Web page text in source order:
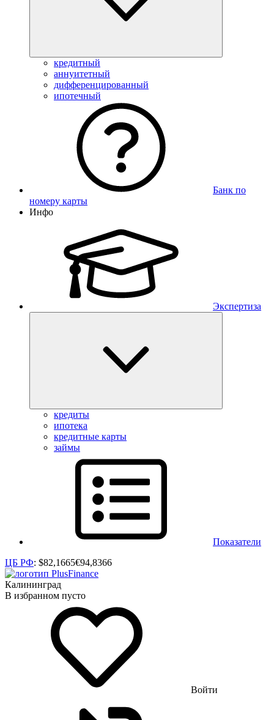
кредитный
аннуитетный
дифференцированный
ипотечный
Банк по
номеру карты
Инфо
Экспертиза
кредиты
ипотека
кредитные карты
займы
Показатели
ЦБ РФ: $82,1665€94,8366
Калининград
В избранном пусто
Войти